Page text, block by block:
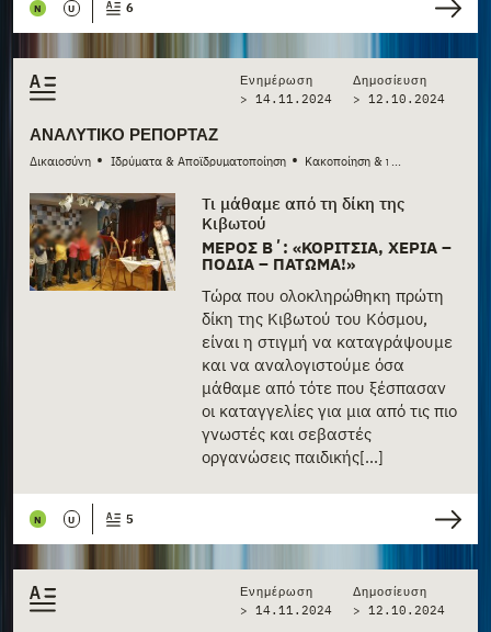
N U 6
ΑΝΑΛΥΤΙΚΌ ΡΕΠΟΡΤΆΖ
Δικαιοσύνη • Ιδρύματα & Αποϊδρυματοποίηση • Κακοποίηση & παραμέληση
...
Ενημέρωση
> 14.11.2024
Δημοσίευση
> 12.10.2024
Τι μάθαμε από τη δίκη της
Κιβωτού
ΜΈΡΟΣ Β΄: «ΚΟΡΊΤΣΙΑ, ΧΈΡΙΑ –
ΠΌΔΙΑ – ΠΆΤΩΜΑ!»
Τώρα που ολοκληρώθηκη πρώτη
δίκη της Κιβωτού του Κόσμου,
είναι η στιγμή να καταγράψουμε
και να αναλογιστούμε όσα
μάθαμε από τότε που ξέσπασαν
οι καταγγελίες για μια από τις πιο
γνωστές και σεβαστές
οργανώσεις παιδικής[...]
N U 5
Ενημέρωση
> 14.11.2024
Δημοσίευση
> 12.10.2024